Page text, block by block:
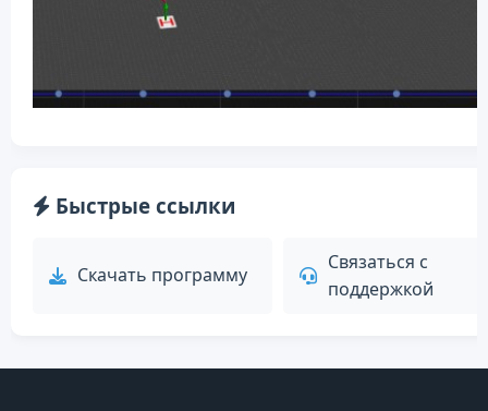
Быстрые ссылки
Скачать программу
Связаться с
поддержкой